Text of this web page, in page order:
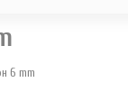
6 mm